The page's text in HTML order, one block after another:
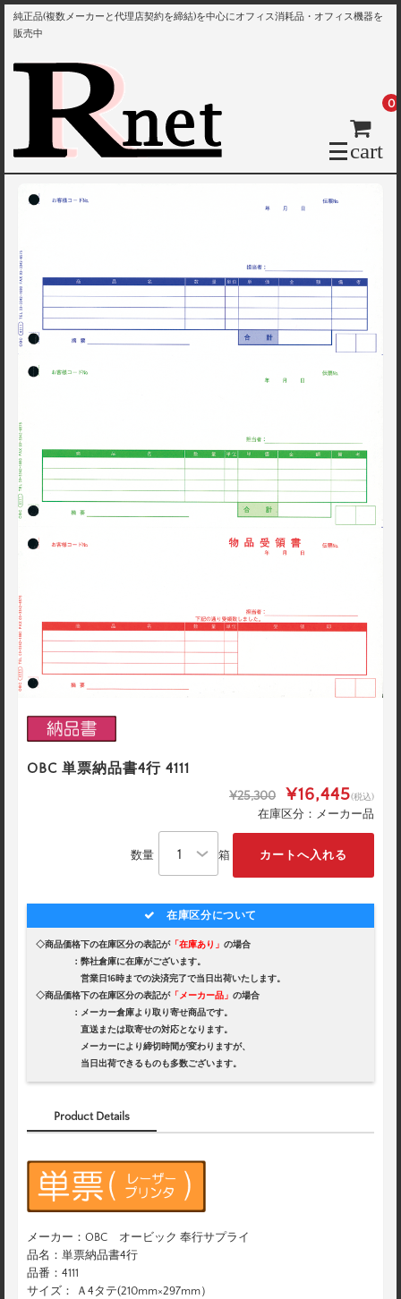
純正品(複数メーカーと代理店契約を締結)を中心にオフィス消耗品・オフィス機器を
販売中
cart
0
OBC 単票納品書4行 4111
¥25,300 ¥16,445(税込)
在庫区分：メーカー品
数量 箱
在庫区分について
◇商品価格下の在庫区分の表記が「在庫あり」 の場合
：弊社倉庫に在庫がございます。
営業日16時までの決済完了で当日出荷いたします。
◇商品価格下の在庫区分の表記が「メーカー品」 の場合
：メーカー倉庫より取り寄せ商品です。
直送または取寄せの対応となります。
メーカーにより締切時間が変わりますが、
当日出荷できるものも多数ございます。
Product Details
メーカー：OBC オービック 奉行サプライ
品名：単票納品書4行
品番：4111
サイズ： Ａ4タテ(210mm×297mm）